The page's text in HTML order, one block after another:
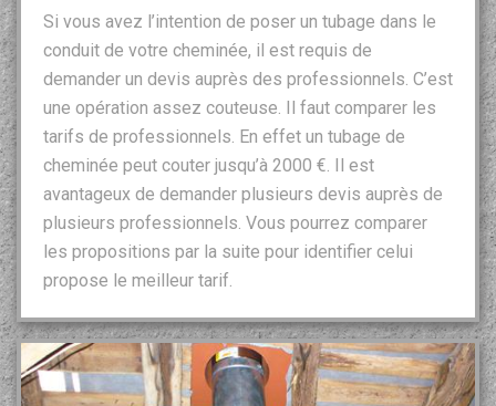
Si vous avez l’intention de poser un tubage dans le
conduit de votre cheminée, il est requis de
demander un devis auprès des professionnels. C’est
une opération assez couteuse. Il faut comparer les
tarifs de professionnels. En effet un tubage de
cheminée peut couter jusqu’à 2000 €. Il est
avantageux de demander plusieurs devis auprès de
plusieurs professionnels. Vous pourrez comparer
les propositions par la suite pour identifier celui
propose le meilleur tarif.